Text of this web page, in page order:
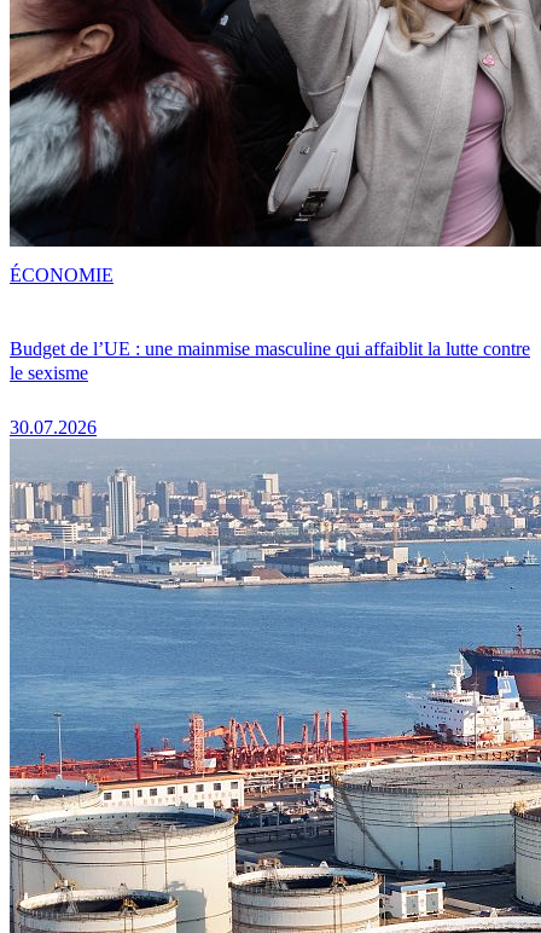
Budget de l’UE : une mainmise masculine qui affaiblit la lutte contre
le sexisme
30.07.2026
ÉCONOMIE